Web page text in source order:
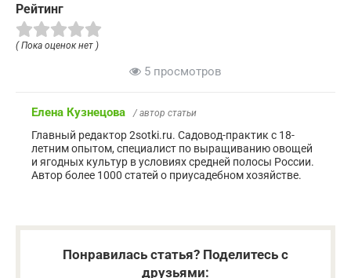
Рейтинг
( Пока оценок нет )
5 просмотров
Елена Кузнецова / автор статьи
Главный редактор 2sotki.ru. Садовод-практик с 18-
летним опытом, специалист по выращиванию овощей
и ягодных культур в условиях средней полосы России.
Автор более 1000 статей о приусадебном хозяйстве.
Понравилась статья? Поделитесь с
друзьями: